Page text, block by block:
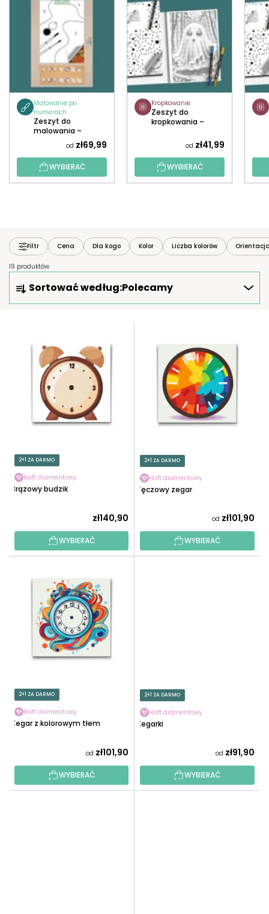
Malowanie po
numerach
Zeszyt do
malowania –
od zł69,99
WYBIERAĆ
Kropkowanie
Zeszyt do
kropkowania –
od zł41,99
WYBIERAĆ
Filtr Cena Dla kogo Kolor Liczba kolorów
19 produktów
O
R
O
D
U
K
W
Sortować według:Polecamy
U
K
T
2+1 ZA DARMO
Haft diamentowy
Brązowy budzik
zł140,90
WYBIERAĆ
2+1 ZA DARMO
Haft diamentowy
Tęczowy zegar
od zł101,90
WYBIERAĆ
2+1 ZA DARMO
Haft diamentowy
Zegar z kolorowym tłem
od zł101,90
WYBIERAĆ
2+1 ZA DARMO
Haft diamentowy
Zegarki
od zł91,90
WYBIERAĆ